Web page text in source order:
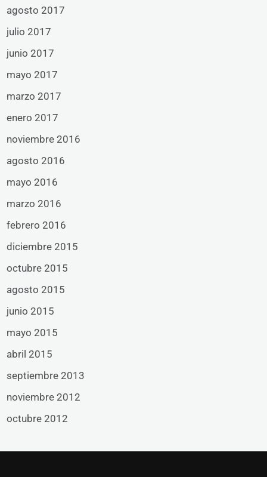
agosto 2017
julio 2017
junio 2017
mayo 2017
marzo 2017
enero 2017
noviembre 2016
agosto 2016
mayo 2016
marzo 2016
febrero 2016
diciembre 2015
octubre 2015
agosto 2015
junio 2015
mayo 2015
abril 2015
septiembre 2013
noviembre 2012
octubre 2012